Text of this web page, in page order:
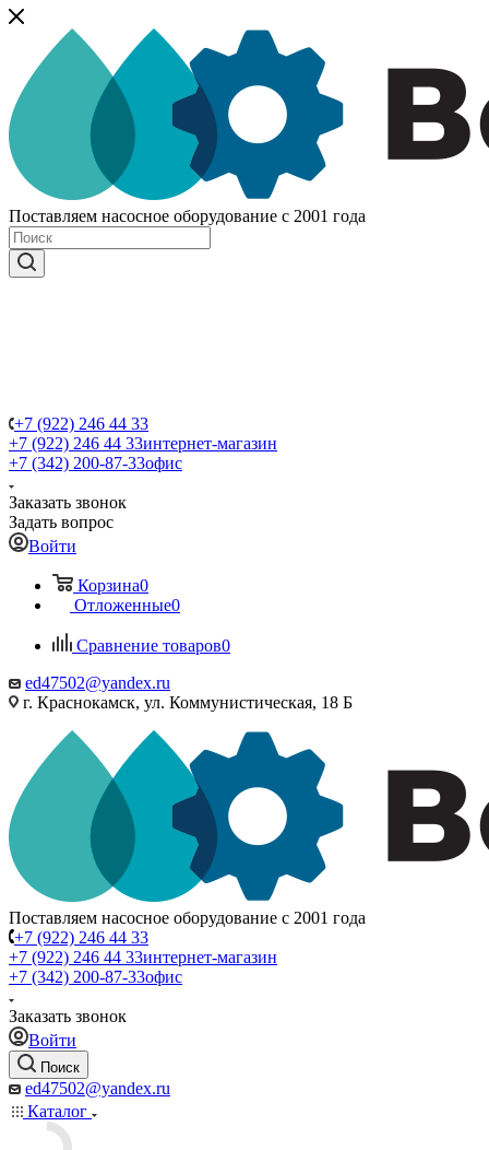
Поставляем насосное оборудование с 2001 года
+7 (922) 246 44 33
+7 (922) 246 44 33интернет-магазин
+7 (342) 200-87-33офис
Заказать звонок
Задать вопрос
Войти
Корзина0
Отложенные0
Сравнение товаров0
ed47502@yandex.ru
г. Краснокамск, ул. Коммунистическая, 18 Б
Поставляем насосное оборудование с 2001 года
+7 (922) 246 44 33
+7 (922) 246 44 33интернет-магазин
+7 (342) 200-87-33офис
Заказать звонок
Войти
Поиск
ed47502@yandex.ru
Каталог